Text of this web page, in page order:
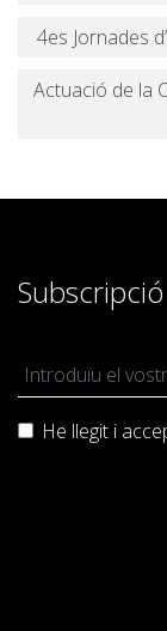
4es Jornades
Actuació de la
He llegit i